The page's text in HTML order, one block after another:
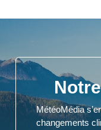
MétéoMédia
changements